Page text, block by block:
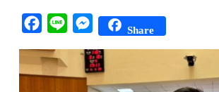
Facebook
Line Messenger
Share